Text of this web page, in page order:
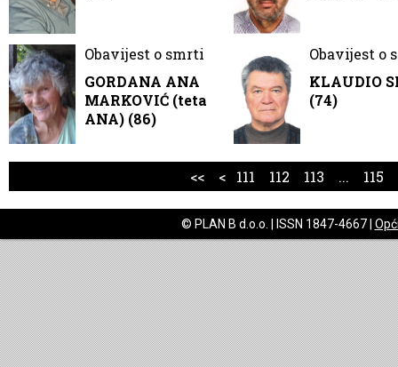
Obavijest o smrti
GORDANA ANA
MARKOVIĆ (teta
ANA) (86)
Obavijest o
KLAUDIO
(74)
<< < 111 112 113 ... 115
© PLAN B d.o.o. | ISSN 1847-4667 |